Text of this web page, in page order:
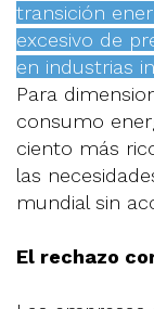
transición
excesivo de
en industrias
Para
consumo
ciento más
las
mundial sin
El rechazo